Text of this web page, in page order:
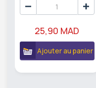
25,90 MAD
Ajouter au panier